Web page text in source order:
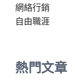
網絡行銷
自由職涯
熱門文章